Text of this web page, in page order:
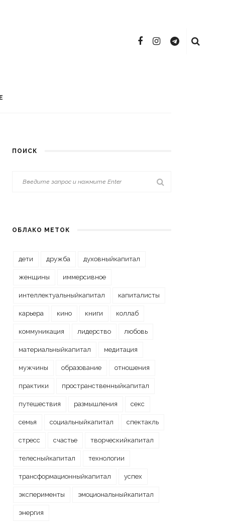
ПОИСК
ОБЛАКО МЕТОК
дети дружба духовныйкапитал
женщины иммерсивное
интеллектуальныйкапитал капиталисты
карьера кино книги коллаб
коммуникация лидерство любовь
материальныйкапитал медитация
мужчины образование отношения
практики пространственныйкапитал
путешествия размышления секс
семья социальныйкапитал спектакль
стресс счастье творческийкапитал
телесныйкапитал технологии
трансформационныйкапитал успех
эксперименты эмоциональныйкапитал
энергия